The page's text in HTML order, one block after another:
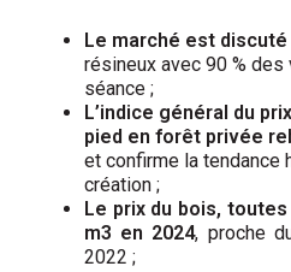
Le marché est discuté
résineux avec 90 %
séance ;
L’indice général du
pied en forêt privée
et confirme la tendance
création ;
Le prix du bois,
m3 en 2024, proche
2022 ;